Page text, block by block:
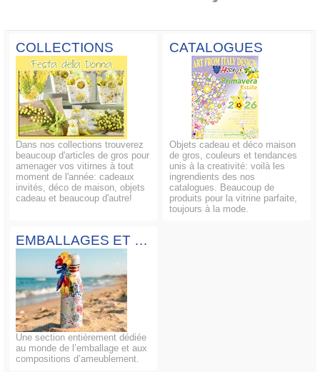
COLLECTIONS
Dans nos collections trouverez
beaucoup d'articles de gros pour
amenager vos vitirnes à tout
moment de l'année: cadeaux
invités, déco de maison, objets
cadeau et beaucoup d'autre!
CATALOGUES
Objets cadeau et déco maison
de gros, couleurs et tendances
unis à la creativité: voilà les
ingrendients des nos
catalogues. Beaucoup de
produits pour la vitrine parfaite,
toujours à la mode.
EMBALLAGES ET COMPOSITIONS
Une section entièrement dédiée
au monde de l’emballage et aux
compositions d’ameublement.